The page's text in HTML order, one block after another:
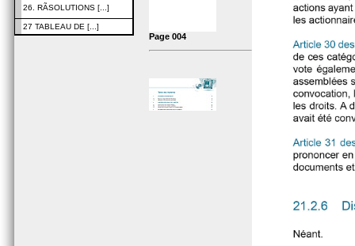
26. RÃSOLUTIONS [...]
27 TABLEAU DE [...]
Page 004